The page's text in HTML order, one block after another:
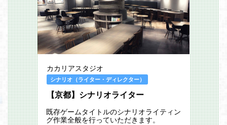
カカリアスタジオ
シナリオ（ライター・ディレクター）
【京都】シナリオライター
既存ゲームタイトルのシナリオライティン
グ作業全般を行っていただきます。